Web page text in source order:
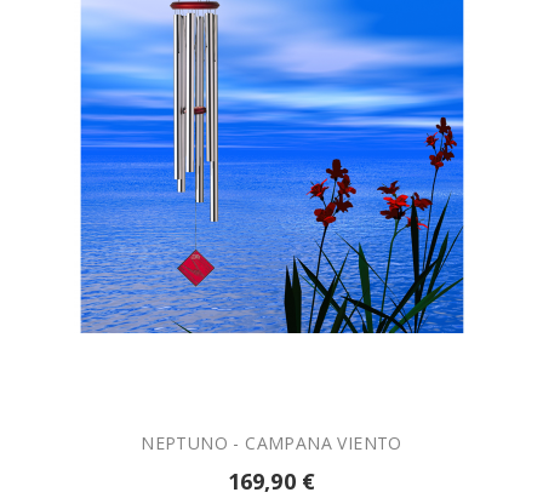

NEPTUNO - CAMPANA VIENTO
169,90 €